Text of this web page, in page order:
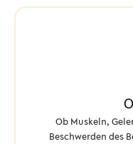
Ob Muskeln,
Beschwerden des